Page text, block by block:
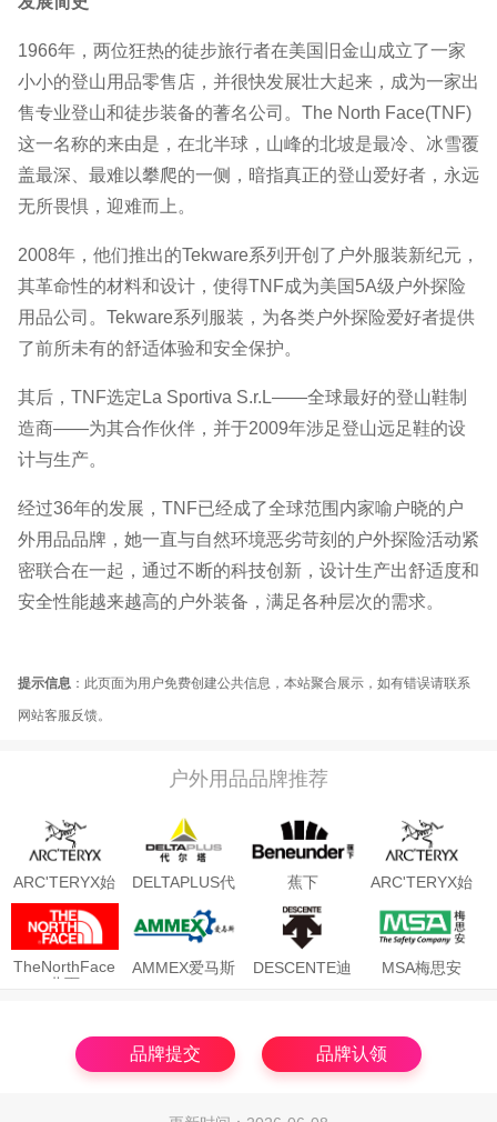
1966年，两位狂热的徒步旅行者在美国旧金山成立了一家
小小的登山用品零售店，并很快发展壮大起来，成为一家出
售专业登山和徒步装备的蓍名公司。The North Face(TNF)
这一名称的来由是，在北半球，山峰的北坡是最冷、冰雪覆
盖最深、最难以攀爬的一侧，暗指真正的登山爱好者，永远
无所畏惧，迎难而上。
2008年，他们推出的Tekware系列开创了户外服装新纪元，
其革命性的材料和设计，使得TNF成为美国5A级户外探险
用品公司。Tekware系列服装，为各类户外探险爱好者提供
了前所未有的舒适体验和安全保护。
其后，TNF选定La Sportiva S.r.L――全球最好的登山鞋制
造商――为其合作伙伴，并于2009年涉足登山远足鞋的设
计与生产。
经过36年的发展，TNF已经成了全球范围内家喻户晓的户
外用品品牌，她一直与自然环境恶劣苛刻的户外探险活动紧
密联合在一起，通过不断的科技创新，设计生产出舒适度和
安全性能越来越高的户外装备，满足各种层次的需求。
提示信息 ：此页面为用户免费创建公共信息，本站聚合展示，如有错误请联系
网站客服反馈。
户外用品品牌推荐
ARC'TERYX始
祖鸟
DELTAPLUS代
蕉下
ARC'TERYX始
TheNorthFace
AMMEX爱马斯
DESCENTE迪
MSA梅思安
品牌提交 品牌认领